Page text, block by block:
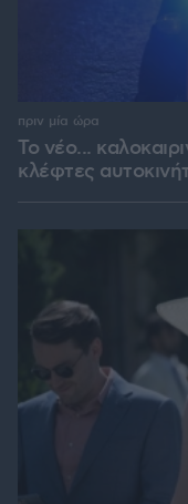
Το νέο...
κλέφτες
πριν μία ώρα